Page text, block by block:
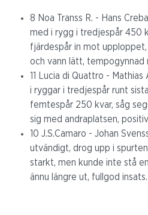
8 Noa Transs R. - Hans
med i rygg i tredjespår 450
fjärdespår in mot
och vann lätt, tempogynnad
11 Lucia di Quattro -
i ryggar i tredjespår runt
femtespår 250 kvar, såg
sig med andraplatsen,
10 J.S.Camaro - Johan
utvändigt, drog upp i
starkt, men kunde inte stå
ännu längre ut, fullgod insats.